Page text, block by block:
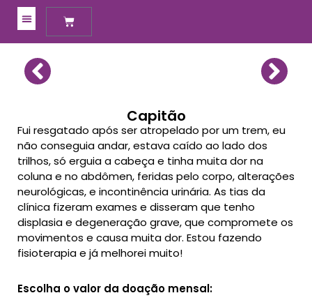
Capitão
Fui resgatado após ser atropelado por um trem, eu
não conseguia andar, estava caído ao lado dos
trilhos, só erguia a cabeça e tinha muita dor na
coluna e no abdômen, feridas pelo corpo, alterações
neurológicas, e incontinência urinária. As tias da
clínica fizeram exames e disseram que tenho
displasia e degeneração grave, que compromete os
movimentos e causa muita dor. Estou fazendo
fisioterapia e já melhorei muito!
Escolha o valor da doação mensal: